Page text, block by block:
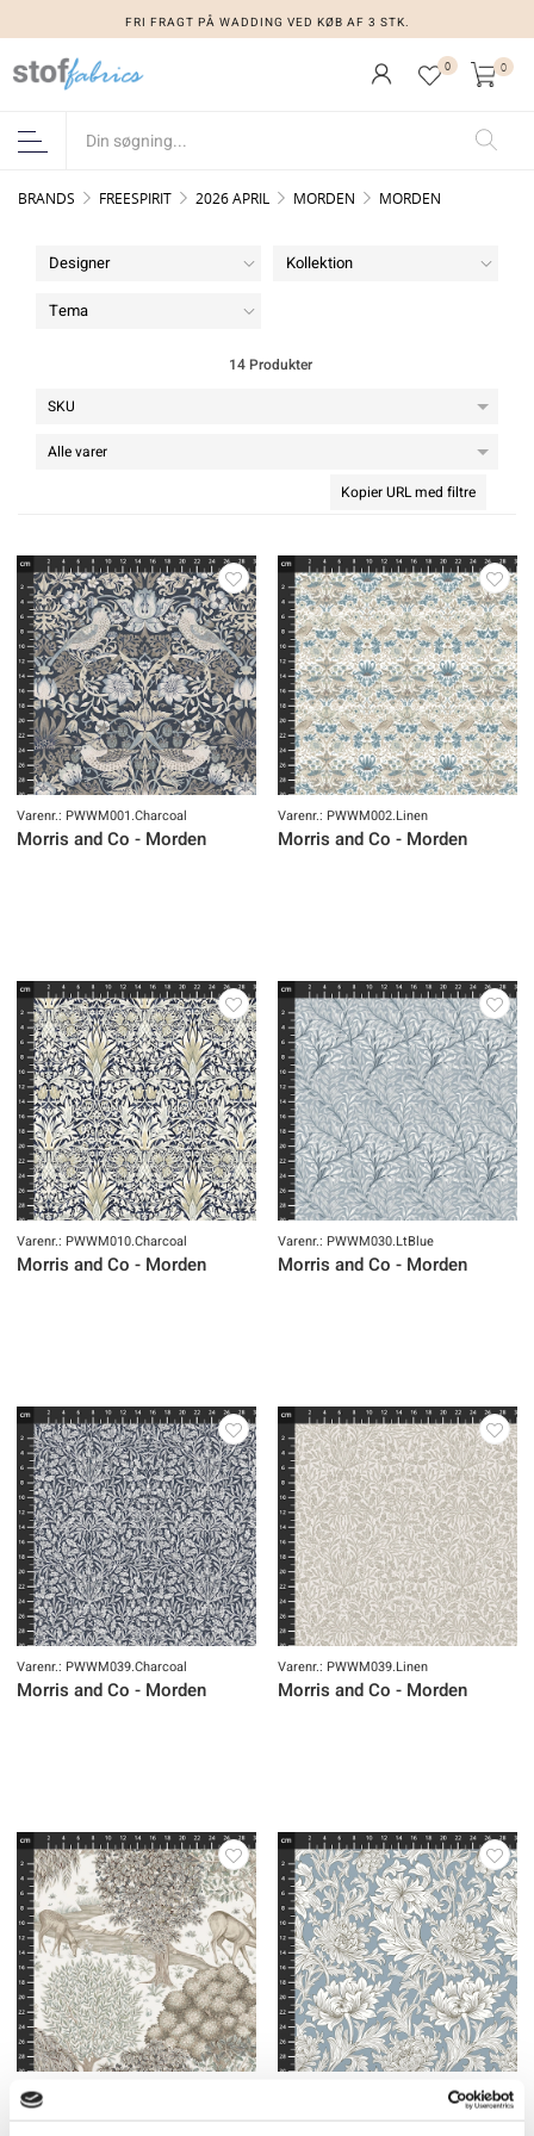
FRI FRAGT PÅ WADDING VED KØB AF 3 STK.
FRI FRAGT PÅ WADDING VED KØB AF 3 STK.
0 0
BRANDS FREESPIRIT 2026 APRIL MORDEN MORDEN
Designer Kollektion
Tema
14 Produkter
Kopier URL med filtre
Varenr.: PWWM001.Charcoal
Morris and Co - Morden
Varenr.: PWWM002.Linen
Morris and Co - Morden
Varenr.: PWWM010.Charcoal
Morris and Co - Morden
Varenr.: PWWM030.LtBlue
Morris and Co - Morden
Varenr.: PWWM039.Charcoal
Morris and Co - Morden
Varenr.: PWWM039.Linen
Morris and Co - Morden
Varenr.: PWWM051.Linen
Morris and Co - Morden Morris and Co - Morden